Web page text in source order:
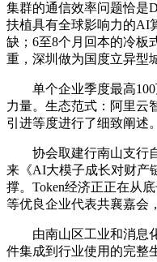
集群的通信效率问题恰是
扶植具有全球影响力的AI
缺；6至8个月回本的冷板
重，深圳做为国度立异型
单个企业季度最高100
力量。生态范式：阿里云
引进等度进行了细致阐述
协会取建行南山支行自
来《AI大模子成长对财产
撑。Token经济正正在从
等优良企业代表共襄嘉会
由南山区工业和消息化
件集成到行业使用的完整